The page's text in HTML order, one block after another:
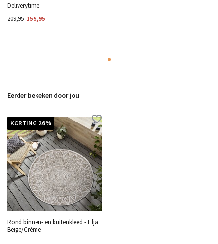
Deliverytime
209,95 159,95
Eerder bekeken door jou
KORTING 26%
Rond binnen- en buitenkleed - Lilja
Beige/Crème